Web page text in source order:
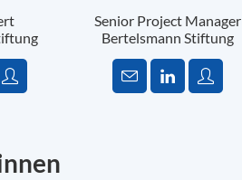
Senior Project Manager
Bertelsmann Stiftung